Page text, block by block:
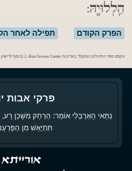
הַֽלְלוּיָֽהּ:
הפרק הקודם תפילה לאחר
טקסט ספר התהילים המוקלד באדיבות J. Alan Groves Center בכפוף לרישיון CC-2.5
פרקי אבות
נִתַּאי הָאַרְבֵּלִי אוֹמֵר: הַרְחֵק מִשָּׁכֵן
תִּתְיָאֵשׁ מִן